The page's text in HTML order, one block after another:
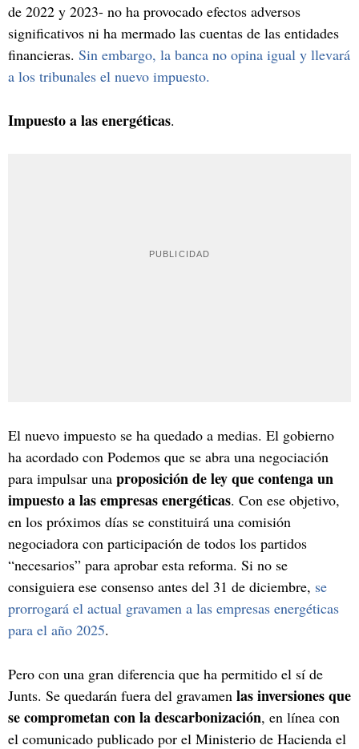
de 2022 y 2023- no ha provocado efectos adversos
significativos ni ha mermado las cuentas de las entidades
financieras. Sin embargo, la banca no opina igual y llevará
a los tribunales el nuevo impuesto.
Impuesto a las energéticas.
El nuevo impuesto se ha quedado a medias. El gobierno
ha acordado con Podemos que se abra una negociación
para impulsar una proposición de ley que contenga un
impuesto a las empresas energéticas. Con ese objetivo,
en los próximos días se constituirá una comisión
negociadora con participación de todos los partidos
“necesarios” para aprobar esta reforma. Si no se
consiguiera ese consenso antes del 31 de diciembre, se
prorrogará el actual gravamen a las empresas energéticas
para el año 2025.
Pero con una gran diferencia que ha permitido el sí de
Junts. Se quedarán fuera del gravamen las inversiones que
se comprometan con la descarbonización, en línea con
el comunicado publicado por el Ministerio de Hacienda el